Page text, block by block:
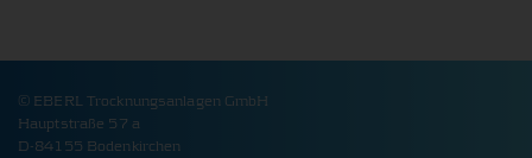
© EBERL Trocknungsanlagen GmbH
Hauptstraße 57 a
D-84155 Bodenkirchen
Cookie duration:
Description: